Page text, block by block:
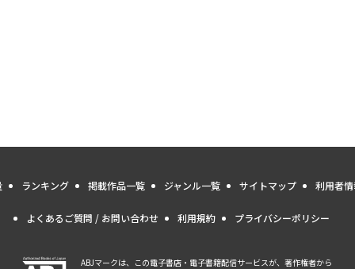
ランキング 掲載作品一覧 ジャンル一覧 サイトマップ 利用者
よくあるご質問 / お問い合わせ 利用規約 プライバシーポリシー
ABJマークは、この電子書店・電子書籍配信サービスが、著作権者から